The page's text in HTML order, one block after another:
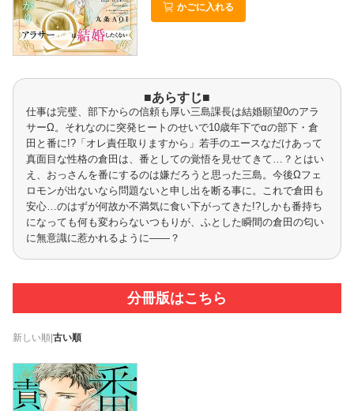
かごに入れる
■あらすじ■
仕事は完璧、部下からの信頼も厚い三島課長は結婚願望0のアラ
サーΩ。それなのに突発ヒートのせいで10歳年下でαの部下・倉
田と番に!?「オレ責任取りますから」若手のエースなだけあって
真面目な性格の倉田は、番としての覚悟を見せてきて…？とはい
え、おっさんを番にするのは嫌だろうと思った三島。今後Ωフェ
ロモンが出ないなら問題ないと申し出を断る事に。これで倉田も
安心…のはずが何故か不満気に食い下がってきた!?しかも番持ち
になっても何も変わらないつもりが、ふとした瞬間の倉田の匂い
に無意識に惹かれるように――？
分冊版はこちら
新しい順|古い順